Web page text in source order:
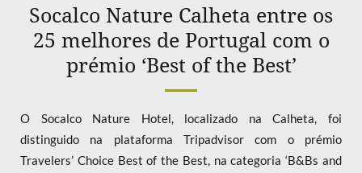
Socalco Nature Calheta entre os
25 melhores de Portugal com o
prémio ‘Best of the Best’
O Socalco Nature Hotel, localizado na Calheta, foi
distinguido na plataforma Tripadvisor com o prémio
Travelers’ Choice Best of the Best, na categoria ‘B&Bs and